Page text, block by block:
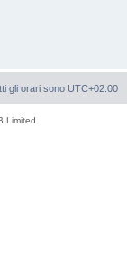
gli orari sono UTC+02:00
Limited